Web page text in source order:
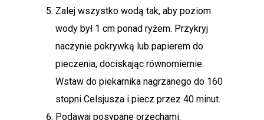
Zalej wszystko wodą tak, aby poziom
wody był 1 cm ponad ryżem. Przykryj
naczynie pokrywką lub papierem do
pieczenia, dociskając równomiernie.
Wstaw do piekarnika nagrzanego do 160
stopni Celsjusza i piecz przez 40 minut.
Podawaj posypane orzechami.